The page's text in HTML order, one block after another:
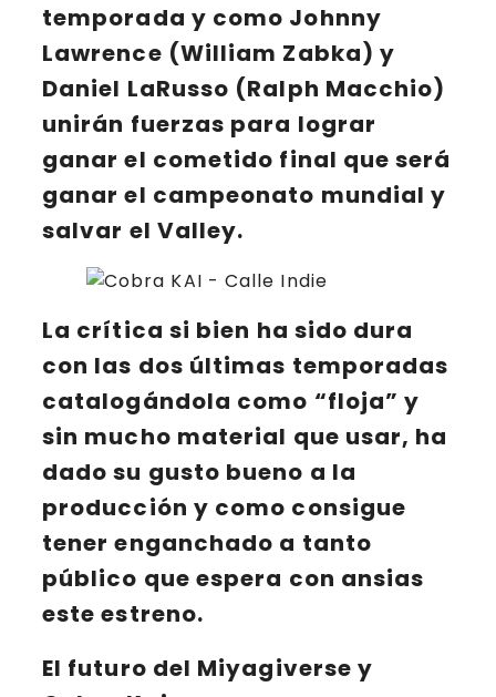
temporada y como Johnny
Lawrence (William Zabka) y
Daniel LaRusso (Ralph Macchio)
unirán fuerzas para lograr
ganar el cometido final que será
ganar el campeonato mundial y
salvar el Valley.
La crítica si bien ha sido dura
con las dos últimas temporadas
catalogándola como “floja” y
sin mucho material que usar, ha
dado su gusto bueno a la
producción y como consigue
tener enganchado a tanto
público que espera con ansias
este estreno.
El futuro del Miyagiverse y